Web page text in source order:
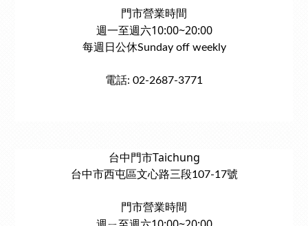
門市營業時間
週一至週六10:00~20:00
每週日公休Sunday off weekly
電話: 02-2687-3771
台中門市Taichung
台中市西屯區文心路三段107-17號
門市營業時間